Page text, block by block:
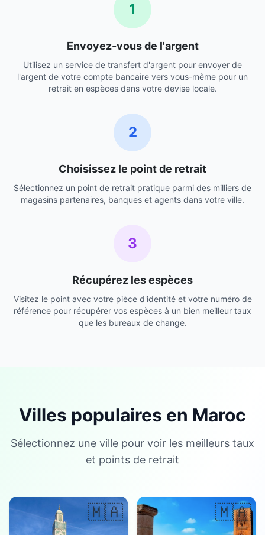
1
Envoyez-vous de l'argent
Utilisez un service de transfert d'argent pour envoyer de
l'argent de votre compte bancaire vers vous-même pour un
retrait en espèces dans votre devise locale.
2
Choisissez le point de retrait
Sélectionnez un point de retrait pratique parmi des milliers de
magasins partenaires, banques et agents dans votre ville.
3
Récupérez les espèces
Visitez le point avec votre pièce d'identité et votre numéro de
référence pour récupérer vos espèces à un bien meilleur taux
que les bureaux de change.
Villes populaires en Maroc
Sélectionnez une ville pour voir les meilleurs taux
et points de retrait
🇲🇦 🇲🇦